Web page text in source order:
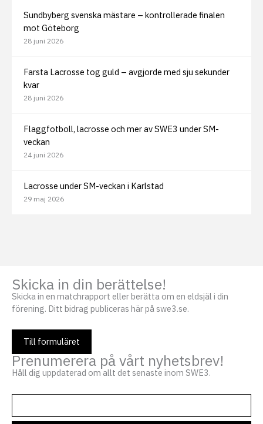
Sundbyberg svenska mästare – kontrollerade finalen
mot Göteborg
28 juni 2026
Farsta Lacrosse tog guld – avgjorde med sju sekunder
kvar
28 juni 2026
Flaggfotboll, lacrosse och mer av SWE3 under SM-
veckan
24 juni 2026
Lacrosse under SM-veckan i Karlstad
29 maj 2026
Skicka in din berättelse!
Skicka in en matchrapport eller berätta om en eldsjäl i din
förening. Ditt bidrag publiceras här på swe3.se.
Till formuläret
Prenumerera på vårt nyhetsbrev!
Håll dig uppdaterad om allt det senaste inom SWE3.